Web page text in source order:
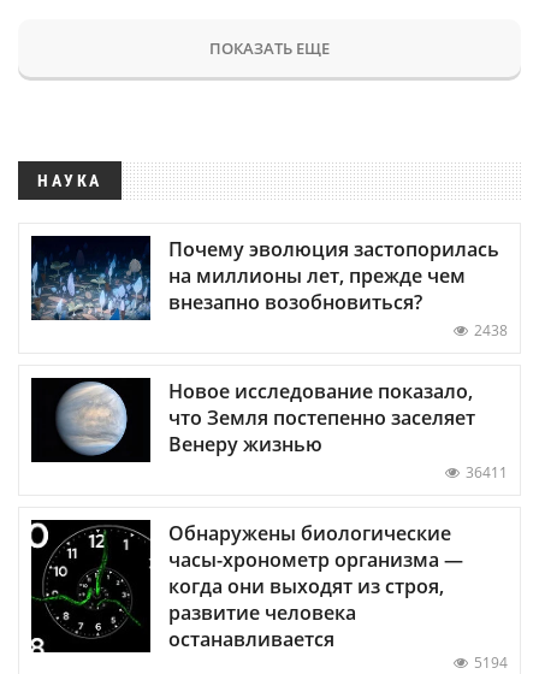
ПОКАЗАТЬ ЕЩЕ
НАУКА
Почему эволюция застопорилась
на миллионы лет, прежде чем
внезапно возобновиться?
2438
Новое исследование показало,
что Земля постепенно заселяет
Венеру жизнью
36411
Обнаружены биологические
часы-хронометр организма —
когда они выходят из строя,
развитие человека
останавливается
5194